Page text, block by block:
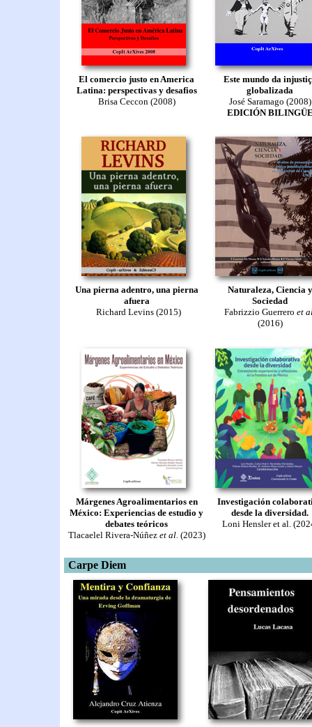
El comercio justo en America
Latina: perspectivas y desafios
Brisa Ceccon (2008)
Este mundo da
globalizada
José Saramago (2008)
EDICIÓN
Una pierna adentro, una pierna
afuera
Richard Levins (2015)
Naturaleza, Ciencia y
Sociedad
Fabrizzio Guerrero et
(2016)
Márgenes Agroalimentarios en
México: Experiencias de estudio y
debates teóricos
Tlacaelel Rivera-Núñez et al. (2023)
Investigación
desde la diversidad.
Loni Hensler et al.
Carpe Diem